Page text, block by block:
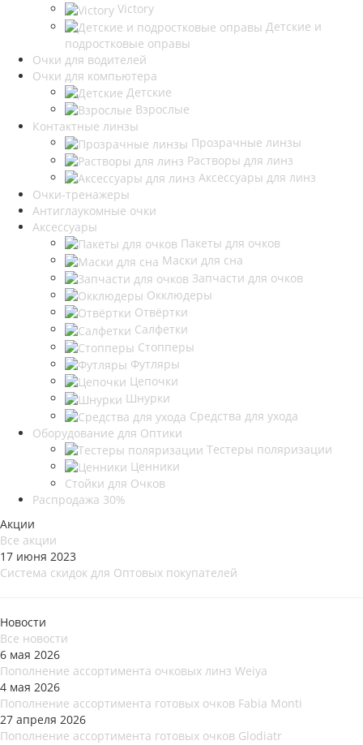
Victory
Детские и
подростковые оправы
Очки для водителей
Очки для компьютера
Детские
Взрослые
Контактные линзы
Прозрачные линзы
Растворы для линз
Аксессуары для линз
Очки-тренажеры
Антиглаукомные очки
Аксессуары
Пакеты для очков
Маски для сна
Запчасти для очков
Окклюдеры
Отвёртки
Салфетки
Стопперы
Футляры
Цепочки
Шнурки
Средства для ухода
Оборудование для Оптики
Тестеры поляризации
Ценники
Стойки для Очков
Распродажа 30%
Акции
Все акции
17 июня 2023
Система скидок для Оптовых покупателей
Новости
Все новости
6 мая 2026
Пополнение ассортимента очковых линз Weiya
4 мая 2026
Пополнение ассортимента готовых очков Fabia Monti
27 апреля 2026
Пополнение ассортимента готовых очков Glodiatr